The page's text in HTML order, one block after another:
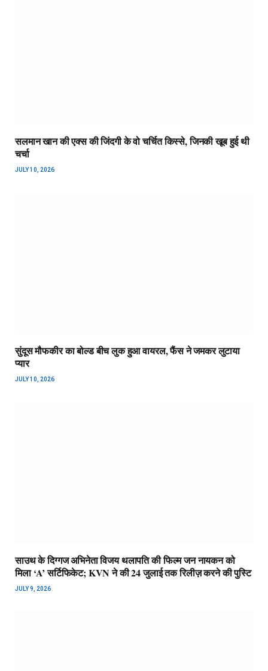
सलमान खान की एक्स की जिंदगी के वो चर्चित किस्से, जिनकी खूब हुई थी
चर्चा
JULY 10, 2026
सुंदूस मौफकीर का बोल्ड बीच लुक हुआ वायरल, फैंस ने जमकर लुटाया
प्यार
JULY 10, 2026
साउथ के दिग्गज अभिनेता विजय थलापति की फिल्म जन नायकन को
मिला ‘A’ सर्टिफिकेट; KVN ने की 24 जुलाई तक रिलीज़ करने की पुस्टि
JULY 9, 2026